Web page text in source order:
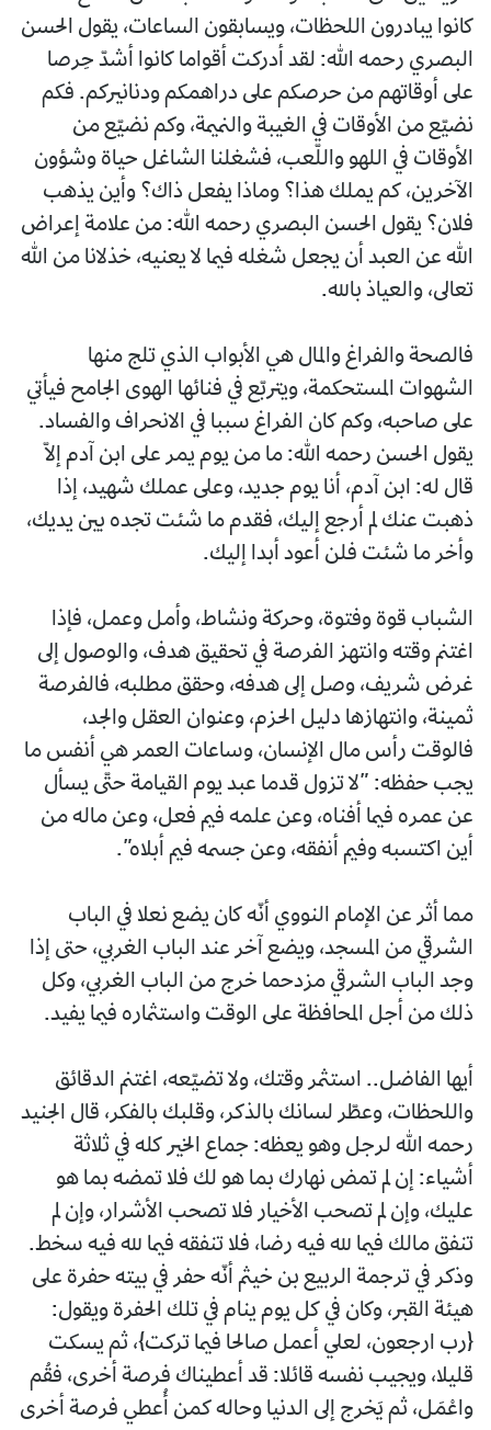
كانوا يبادرون اللحظات، ويسابقون الساعات، يقول الحسن
البصري رحمه الله: لقد أدركت أقواما كانوا أشدّ حِرصا
على أوقاتهم من حرصكم على دراهمكم ودنانيركم. فكم
نضيّع من الأوقات في الغيبة والنميمة، وكم نضيّع من
الأوقات في اللهو واللّعب، فشغلنا الشاغل حياة وشؤون
الآخرين، كم يملك هذا؟ وماذا يفعل ذاك؟ وأين يذهب
فلان؟ يقول الحسن البصري رحمه الله: من علامة إعراض
الله عن العبد أن يجعل شغله فيما لا يعنيه، خذلانا من الله
تعالى، والعياذ بالله.
فالصحة والفراغ والمال هي الأبواب الذي تلج منها
الشهوات المستحكمة، ويتربّع في فنائها الهوى الجامح فيأتي
على صاحبه، وكم كان الفراغ سببا في الانحراف والفساد.
يقول الحسن رحمه الله: ما من يوم يمر على ابن آدم إلاّ
قال له: ابن آدم، أنا يوم جديد، وعلى عملك شهيد، إذا
ذهبت عنك لم أرجع إليك، فقدم ما شئت تجده بين يديك،
وأخر ما شئت فلن أعود أبدا إليك.
الشباب قوة وفتوة، وحركة ونشاط، وأمل وعمل، فإذا
اغتنم وقته وانتهز الفرصة في تحقيق هدف، والوصول إلى
غرض شريف، وصل إلى هدفه، وحقق مطلبه، فالفرصة
ثمينة، وانتهازها دليل الحزم، وعنوان العقل والجد،
فالوقت رأس مال الإنسان، وساعات العمر هي أنفس ما
يجب حفظه: ”لا تزول قدما عبد يوم القيامة حتّى يسأل
عن عمره فيما أفناه، وعن علمه فيم فعل، وعن ماله من
أين اكتسبه وفيم أنفقه، وعن جسمه فيم أبلاه”.
مما أثر عن الإمام النووي أنّه كان يضع نعلا في الباب
الشرقي من المسجد، ويضع آخر عند الباب الغربي، حتى إذا
وجد الباب الشرقي مزدحما خرج من الباب الغربي، وكل
ذلك من أجل المحافظة على الوقت واستثماره فيما يفيد.
أيها الفاضل.. استثمر وقتك، ولا تضيّعه، اغتنم الدقائق
واللحظات، وعطّر لسانك بالذكر، وقلبك بالفكر، قال الجنيد
رحمه الله لرجل وهو يعظه: جماع الخير كله في ثلاثة
أشياء: إن لم تمض نهارك بما هو لك فلا تمضه بما هو
عليك، وإن لم تصحب الأخيار فلا تصحب الأشرار، وإن لم
تنفق مالك فيما لله فيه رضا، فلا تنفقه فيما لله فيه سخط.
وذكر في ترجمة الربيع بن خيثم أنّه حفر في بيته حفرة على
هيئة القبر، وكان في كل يوم ينام في تلك الحفرة ويقول:
{رب ارجعون، لعلي أعمل صالحا فيما تركت}، ثم يسكت
قليلا، ويجيب نفسه قائلا: قد أعطيناك فرصة أخرى، فقُم
واعْمَل، ثم يَخرج إلى الدنيا وحاله كمن أُعطي فرصة أخرى